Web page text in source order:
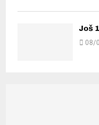
Još
08/